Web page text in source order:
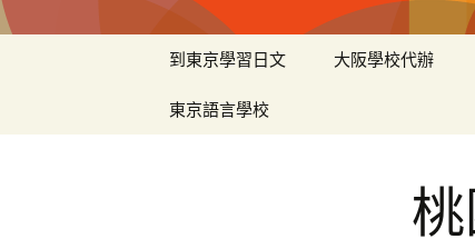
到東京學習日文 大阪學校代辦
東京語言學校